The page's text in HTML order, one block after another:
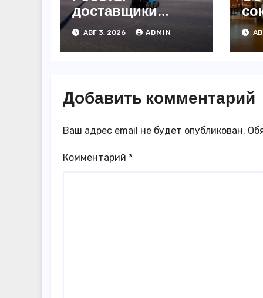
доставщики
«Яндекса»
появились в
Казахстане
АВГ 3, 2026 ADMIN
Добавить комментарий
Ваш адрес email не будет опубликован.
Комментарий *